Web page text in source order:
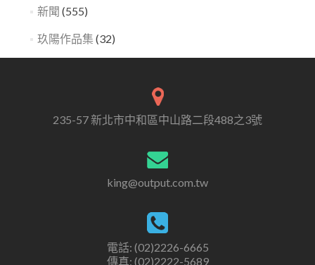
新聞 (555)
玖陽作品集 (32)
235-57 新北市中和區中山路二段488之3號
king@output.com.tw
電話: (02)2226-6665
傳真: (02)2222-5689